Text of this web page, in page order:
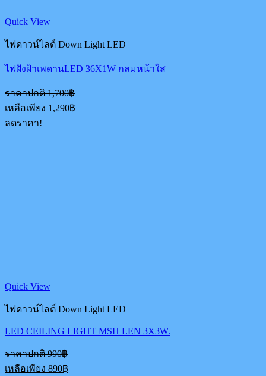
Quick View
ไฟดาวน์ไลต์ Down Light LED
ไฟฝังฝ้าเพดานLED 36X1W กลมหน้าใส
ราคาปกติ1,700฿
was:
เหลือเพียง 1,290฿
price
ลดราคา!
Quick View
ไฟดาวน์ไลต์ Down Light LED
LED CEILING LIGHT MSH LEN 3X3W.
ราคาปกติ990฿
was:
เหลือเพียง 890฿